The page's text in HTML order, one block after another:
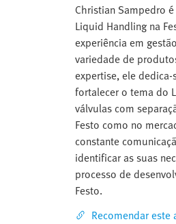
Christian Sampedro
Liquid Handling na
experiência em
variedade de
expertise, ele
fortalecer o tema do
válvulas com
Festo como no
constante
identificar as suas
processo de
Festo.
Recomendar este